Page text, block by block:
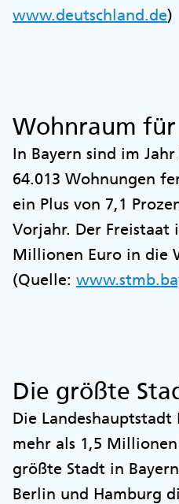
www.deutschland.de)
Wohnraum
In Bayern sind im
64.013 Wohnungen
ein Plus von 7,1
Vorjahr. Der Freistaat
Millionen Euro in die
(Quelle:
Die größte
Die
mehr als 1,5
größte Stadt in
Berlin und Hamburg